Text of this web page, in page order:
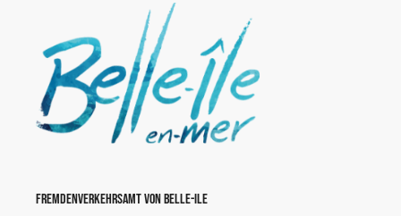
Fremdenverkehrsamt von Belle-Ile